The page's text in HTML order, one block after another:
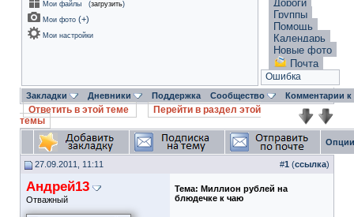
Мои файлы
(загрузить)
Мои фото (+)
Мои настройки
Дороги
Группы
Помощь
Календарь
Новые фото
Почта
Ошибка
Закладки Дневники Поддержка Сообщество Комментарии
Ответить в этой теме
Перейти в раздел этой
темы
27.09.2011, 11:11 #1 (ссылка)
Андрей13
Отважный
Тема: Миллион рублей на
блюдечке к чаю